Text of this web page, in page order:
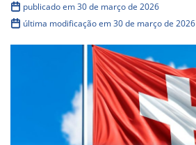
publicado em 30 de março de 2026
última modificação em 30 de março de 2026